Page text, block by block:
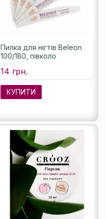
Пилка для нігтів Beleon
100/180, півколо
14 грн.
КУПИТИ